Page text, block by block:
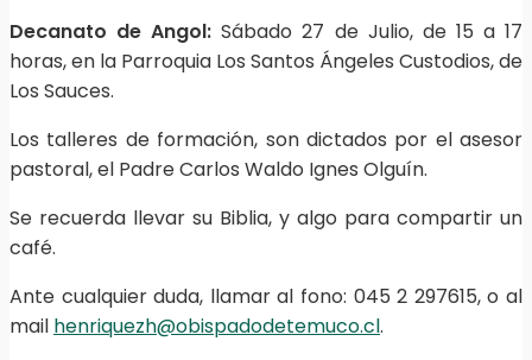
Decanato de Angol: Sábado 27 de Julio, de 15 a 17
horas, en la Parroquia Los Santos Ángeles Custodios, de
Los Sauces.
Los talleres de formación, son dictados por el asesor
pastoral, el Padre Carlos Waldo Ignes Olguín.
Se recuerda llevar su Biblia, y algo para compartir un
café.
Ante cualquier duda, llamar al fono: 045 2 297615, o al
mail henriquezh@obispadodetemuco.cl.